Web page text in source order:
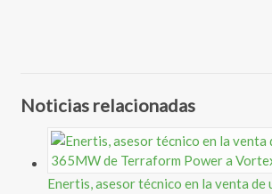
Noticias relacionadas
Enertis, asesor técnico en la venta